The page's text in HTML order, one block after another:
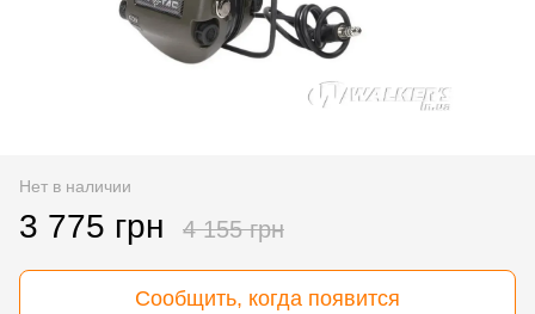
Нет в наличии
3 775 грн 4 155 грн
Сообщить, когда появится